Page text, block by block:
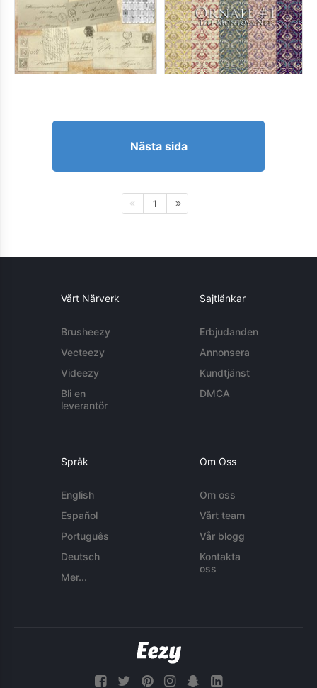
Nästa sida
1
Vårt Närverk
Brusheezy
Vecteezy
Videezy
Bli en
leverantör
Sajtlänkar
Erbjudanden
Annonsera
Kundtjänst
DMCA
Språk
English
Español
Português
Deutsch
Mer...
Om Oss
Om oss
Vårt team
Vår blogg
Kontakta
oss